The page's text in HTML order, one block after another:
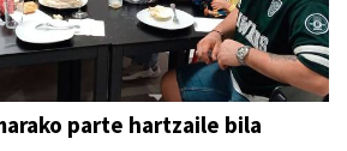
parte hartzaile bila